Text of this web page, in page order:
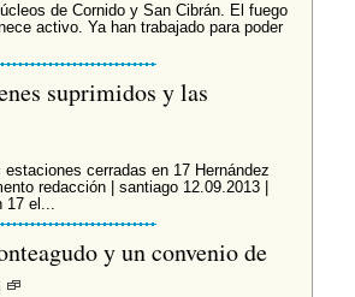
de Cornido y San Cibrán. El fuego
activo. Ya han trabajado para poder
suprimidos y las
cerradas en 17 Hernández
redacción | santiago 12.09.2013 |
el...
y un convenio de